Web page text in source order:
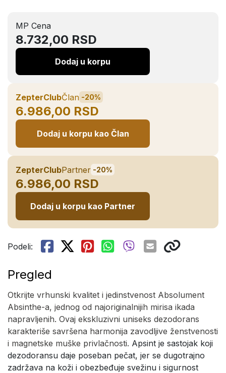
MP Cena
8.732,00 RSD
Dodaj u korpu
ZepterClubČlan -20%
6.986,00 RSD
Dodaj u korpu kao Član
ZepterClubPartner -20%
6.986,00 RSD
Dodaj u korpu kao Partner
Podeli:
Pregled
Otkrijte vrhunski kvalitet i jedinstvenost Absolument
Absinthe-a, jednog od najoriginalnijih mirisa ikada
napravljenih. Ovaj ekskluzivni uniseks dezodorans
karakteriše savršena harmonija zavodljive ženstvenosti
i magnetske muške privlačnosti. Apsint je sastojak koji
dezodoransu daje poseban pečat, jer se dugotrajno
zadržava na koži i obezbeđuje svežinu i sigurnost